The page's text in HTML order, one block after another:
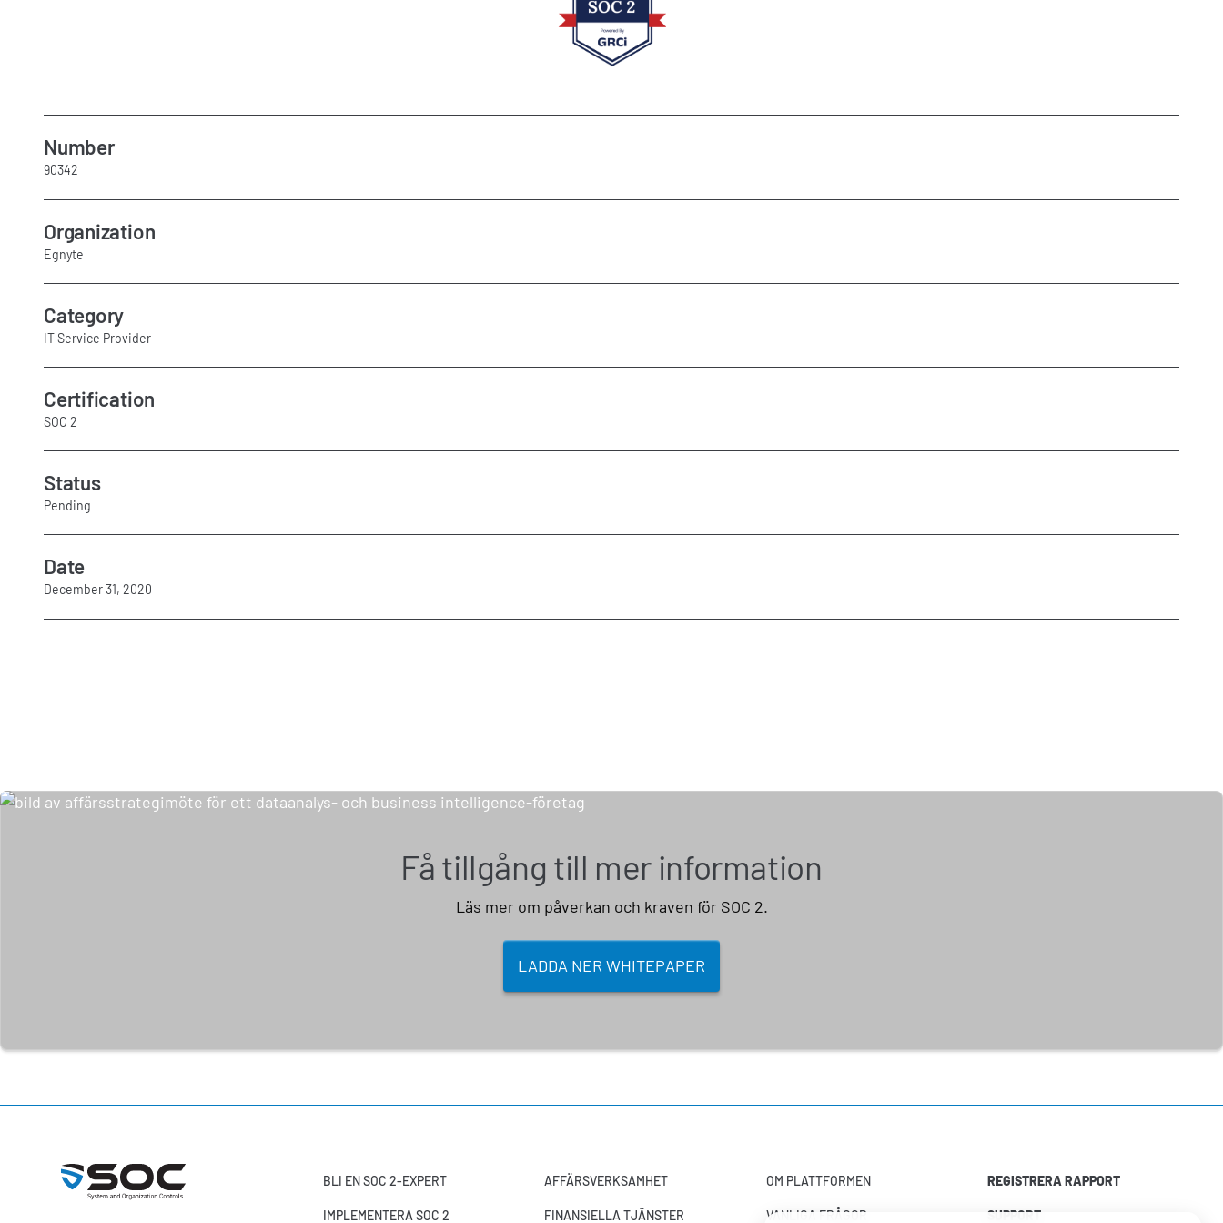
Number
90342
Organization
Egnyte
Category
IT Service Provider
Certification
SOC 2
Status
Pending
Date
December 31, 2020
Få tillgång till mer information
Läs mer om påverkan och kraven för SOC 2.
LADDA NER WHITEPAPER
BLI EN SOC 2-EXPERT
IMPLEMENTERA SOC 2
AFFÄRSVERKSAMHET
FINANSIELLA TJÄNSTER
OM PLATTFORMEN
VANLIGA FRÅGOR
REGISTRERA RAPPORT
SUPPORT